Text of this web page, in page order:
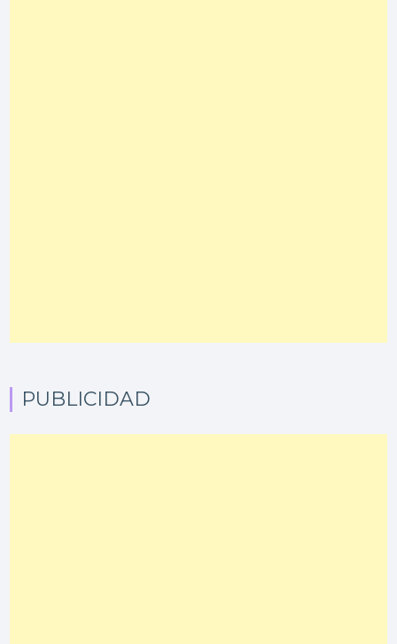
PUBLICIDAD